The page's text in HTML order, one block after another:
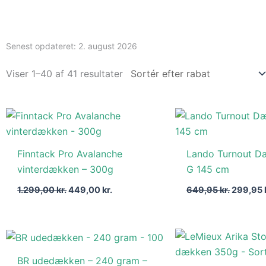
Senest opdateret: 2. august 2026
Viser 1–40 af 41 resultater
Finntack Pro Avalanche
vinterdækken – 300g
1.299,00kr.
Den
oprindelige
pris
1.299,00 kr..
449,00kr.
Den
aktuelle
449,00 kr..
Lando Turnout
G 145 cm
649,95kr.
Den
649,95
299,95
BR udedækken – 240 gram –
Den
oprindelige
Den
aktuelle
Den
pris